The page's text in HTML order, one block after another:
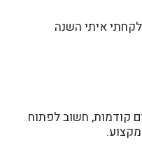
איתי השנה
קודמות, חשוב לפתוח